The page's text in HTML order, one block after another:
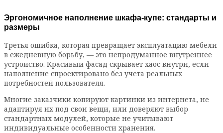
Эргономичное наполнение шкафа-купе: стандарты и
размеры
Третья ошибка, которая превращает эксплуатацию мебели
в ежедневную борьбу, — это непродуманное внутреннее
устройство. Красивый фасад скрывает хаос внутри, если
наполнение спроектировано без учета реальных
потребностей пользователя.
Многие заказчики копируют картинки из интернета, не
адаптируя их под свои вещи, или доверяют выбор
стандартных модулей, которые не учитывают
индивидуальные особенности хранения.